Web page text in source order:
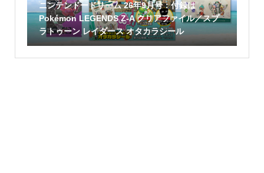
ニンテンドードリーム 26年9月号：付録は
Pokémon LEGENDS Z-A クリアファイル／スプ
ラトゥーン レイダース オタカラシール